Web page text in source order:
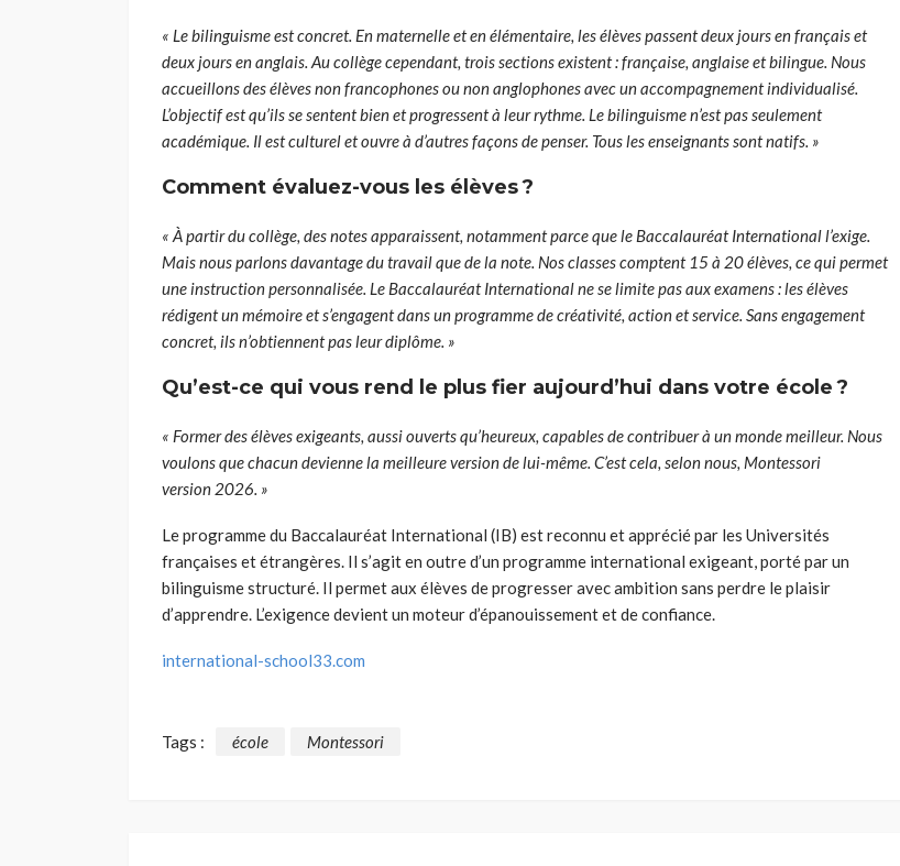
« Le bilinguisme est concret. En maternelle et en élémentaire, les élèves passent deux jours en français et
deux jours en anglais. Au collège cependant, trois sections existent : française, anglaise et bilingue. Nous
accueillons des élèves non francophones ou non anglophones avec un accompagnement individualisé.
L’objectif est qu’ils se sentent bien et progressent à leur rythme. Le bilinguisme n’est pas seulement
académique. Il est culturel et ouvre à d’autres façons de penser. Tous les enseignants sont natifs. »
Comment évaluez-vous les élèves ?
« À partir du collège, des notes apparaissent, notamment parce que le Baccalauréat International l’exige.
Mais nous parlons davantage du travail que de la note. Nos classes comptent 15 à 20 élèves, ce qui permet
une instruction personnalisée. Le Baccalauréat International ne se limite pas aux examens : les élèves
rédigent un mémoire et s’engagent dans un programme de créativité, action et service. Sans engagement
concret, ils n’obtiennent pas leur diplôme. »
Qu’est-ce qui vous rend le plus fier aujourd’hui dans votre école ?
« Former des élèves exigeants, aussi ouverts qu’heureux, capables de contribuer à un monde meilleur. Nous
voulons que chacun devienne la meilleure version de lui-même. C’est cela, selon nous, Montessori
version 2026. »
Le programme du Baccalauréat International (IB) est reconnu et apprécié par les Universités
françaises et étrangères. Il s’agit en outre d’un programme international exigeant, porté par un
bilinguisme structuré. Il permet aux élèves de progresser avec ambition sans perdre le plaisir
d’apprendre. L’exigence devient un moteur d’épanouissement et de confiance.
international-school33.com
Tags : école Montessori